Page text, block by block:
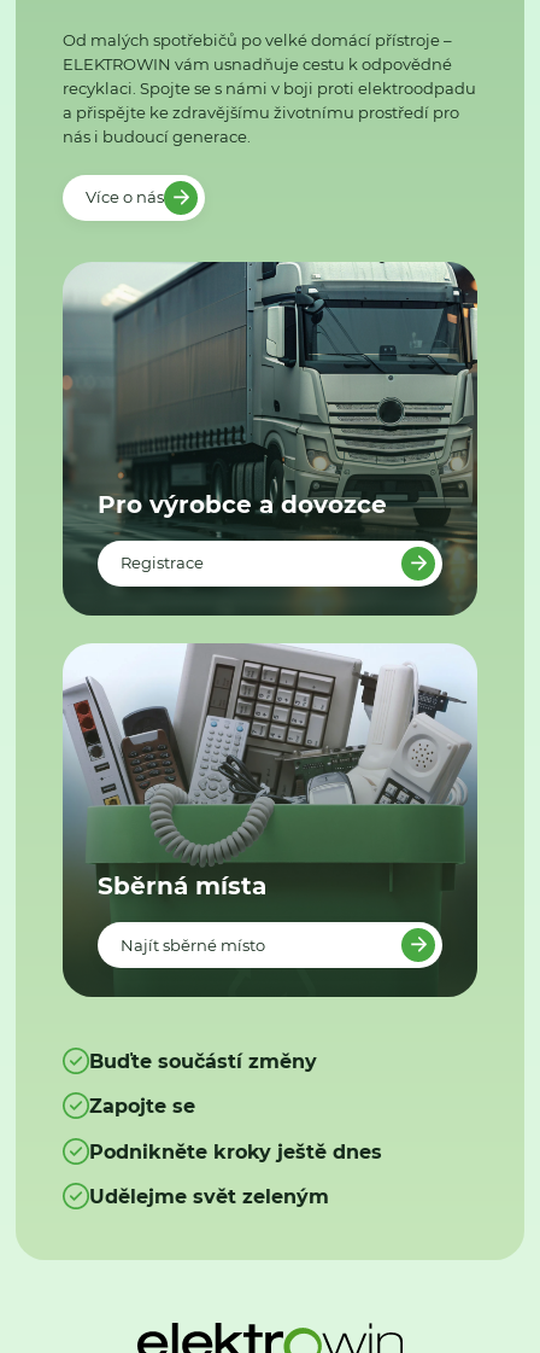
Od malých spotřebičů po velké domácí přístroje –
ELEKTROWIN vám usnadňuje cestu k odpovědné
recyklaci. Spojte se s námi v boji proti elektroodpadu
a přispějte ke zdravějšímu životnímu prostředí pro
nás i budoucí generace.
Více o nás
Pro výrobce a dovozce
Registrace
Sběrná místa
Najít sběrné místo
Buďte součástí změny
Zapojte se
Podnikněte kroky ještě dnes
Udělejme svět zeleným